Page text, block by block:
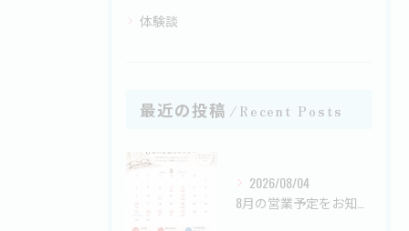
体験談
最近の投稿 Recent Posts
2026/08/04
8月の営業予定をお知らせします📅